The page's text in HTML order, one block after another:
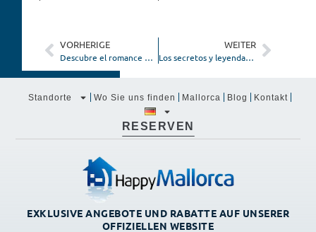
VORHERIGE
Descubre el romance en Mallorca con escapadas inolvidables
WEITER
Los secretos y leyendas de la isla de Palma de Mallorca
Standorte Wo Sie uns finden Mallorca Blog Kontakt
RESERVEN
EXKLUSIVE ANGEBOTE UND RABATTE AUF UNSERER
OFFIZIELLEN WEBSITE